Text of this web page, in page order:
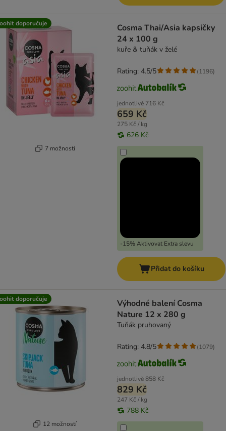
doporučuje
7 možností
Cosma Thai/Asia kapsičky
24 x 100 g
kuře & tuňák v želé
jednotlivě 716 Kč
659 Kč
275 Kč / kg
626 Kč
-15% Aktivovat Extra slevu
Rating: 4.5/5 (1196)
Přidat do košíku
doporučuje
12 možností
Výhodné balení Cosma
Nature 12 x 280 g
Tuňák pruhovaný
jednotlivě858 Kč
829 Kč
247 Kč / kg
788 Kč
Rating: 4.8/5 (1079)